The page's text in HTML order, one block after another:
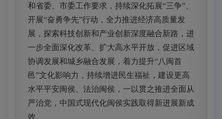
和省委、市委工作要求，持续深化拓展“三争”、
开展“奋勇争先”行动，全力推进经济高质量发
展，探索科技创新和产业创新深度融合新路，进
一步全面深化改革、扩大高水平开放，促进区域
协调发展和城乡融合发展，着力提升“八闽首
邑”文化影响力，持续增进民生福祉，建设更高
水平平安闽侯、法治闽侯，一以贯之推进全面从
严治党，中国式现代化闽侯实践取得新进展新成
效。